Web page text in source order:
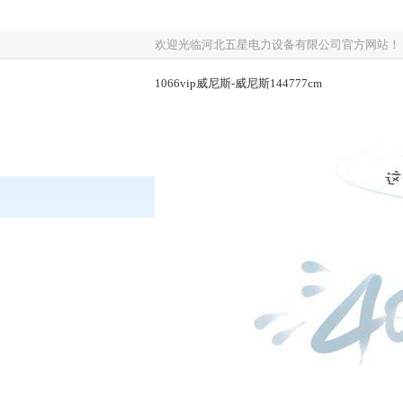
欢迎光临河北五星电力设备有限公司官方网站！
1066vip威尼斯-威尼斯144777cm